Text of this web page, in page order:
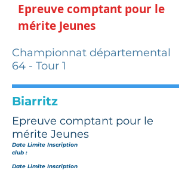
Epreuve comptant pour le
mérite Jeunes
Championnat départemental
64 - Tour 1
Biarritz
Epreuve comptant pour le
mérite Jeunes
Date Limite Inscription
club :
Date Limite Inscription